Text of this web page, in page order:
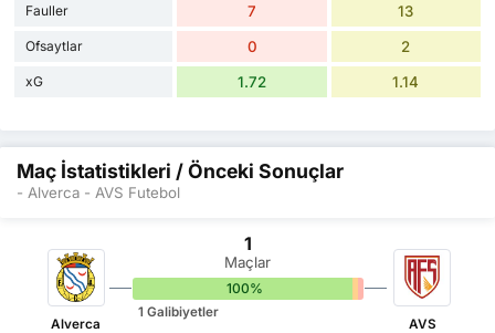
Fauller 7 13
Ofsaytlar 0 2
xG 1.72 1.14
Maç İstatistikleri / Önceki Sonuçlar
- Alverca - AVS Futebol
Alverca
1
Maçlar
100% 0%
0%
1 Galibiyetler
AVS